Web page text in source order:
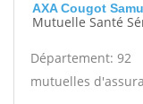
AXA Cougot
Mutuelle Santé
Département: 92
mutuelles